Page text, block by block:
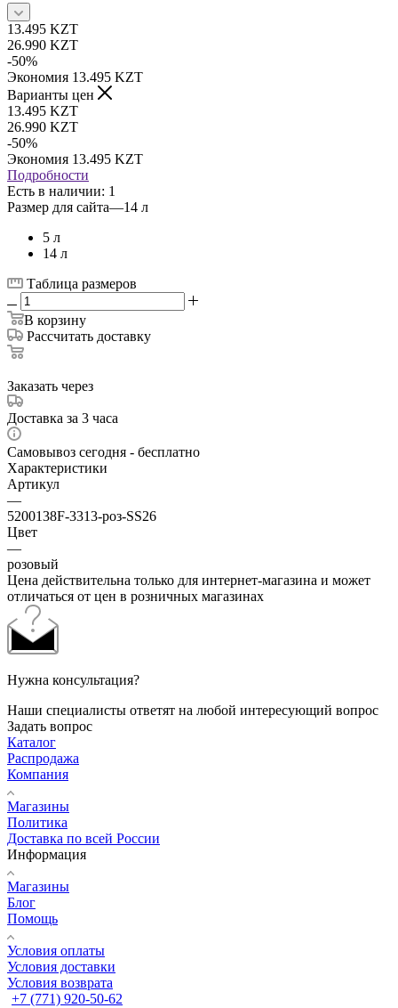
13.495 KZT
26.990 KZT
-50%
Экономия 13.495 KZT
Варианты цен
13.495 KZT
26.990 KZT
-50%
Экономия 13.495 KZT
Подробности
Есть в наличии: 1
Размер для сайта—14 л
5 л
14 л
Таблица размеров
В корзину
Рассчитать доставку
Заказать через
Доставка за 3 часа
Самовывоз сегодня - бесплатно
Характеристики
Артикул
—
5200138F-3313-роз-SS26
Цвет
—
розовый
Цена действительна только для интернет-магазина и может
отличаться от цен в розничных магазинах
Нужна консультация?
Наши специалисты ответят на любой интересующий вопрос
Задать вопрос
Каталог
Распродажа
Компания
Магазины
Политика
Доставка по всей России
Информация
Магазины
Блог
Помощь
Условия оплаты
Условия доставки
Условия возврата
+7 (771) 920-50-62